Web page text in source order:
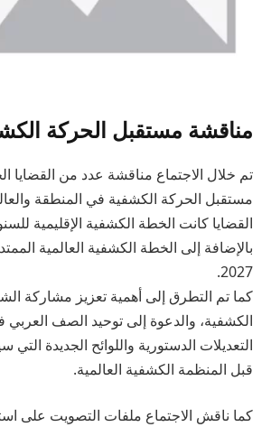
مناقشة مستقبل الحركة
تم خلال الاجتماع مناقشة عدد من القضايا
مستقبل الحركة الكشفية في المنطقة
القضايا كانت الخطة الكشفية الإقليمية
2027.
كما تم التطرق إلى أهمية تعزيز مشاركة
الكشفية، والدعوة إلى توحيد الصف
التعديلات الدستورية واللوائح الجديدة التي
قبل المنظمة الكشفية العالمية.
كما ناقش الاجتماع ملفات التصويت على